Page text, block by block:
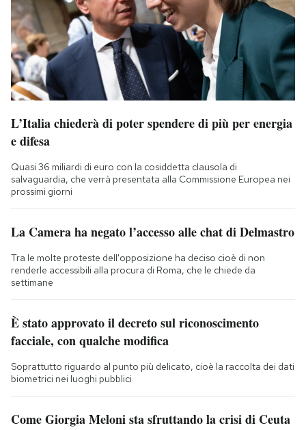
L’Italia chiederà di poter spendere di più per energia
e difesa
Quasi 36 miliardi di euro con la cosiddetta clausola di
salvaguardia, che verrà presentata alla Commissione Europea nei
prossimi giorni
La Camera ha negato l’accesso alle chat di Delmastro
Tra le molte proteste dell'opposizione ha deciso cioè di non
renderle accessibili alla procura di Roma, che le chiede da
settimane
È stato approvato il decreto sul riconoscimento
facciale, con qualche modifica
Soprattutto riguardo al punto più delicato, cioè la raccolta dei dati
biometrici nei luoghi pubblici
Come Giorgia Meloni sta sfruttando la crisi di Ceuta